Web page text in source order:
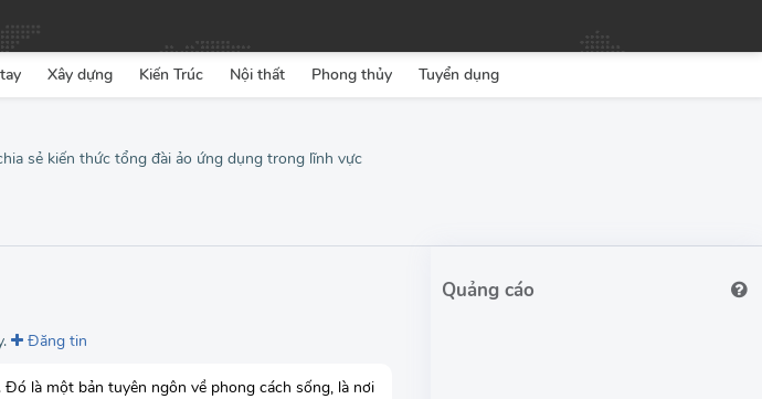
Xây dựng Kiến Trúc Nội thất Phong thủy Tuyển dụng
sẻ kiến thức tổng đài ảo ứng dụng trong lĩnh vực
Đăng tin
là một bản tuyên ngôn về phong cách sống, là nơi